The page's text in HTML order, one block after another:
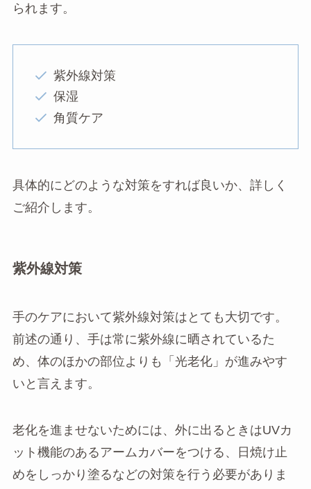
られます。
紫外線対策
保湿
角質ケア
具体的にどのような対策をすれば良いか、詳しく
ご紹介します。
紫外線対策
手のケアにおいて紫外線対策はとても大切です。
前述の通り、手は常に紫外線に晒されているた
め、体のほかの部位よりも「光老化」が進みやす
いと言えます。
老化を進ませないためには、外に出るときはUVカ
ット機能のあるアームカバーをつける、日焼け止
めをしっかり塗るなどの対策を行う必要がありま